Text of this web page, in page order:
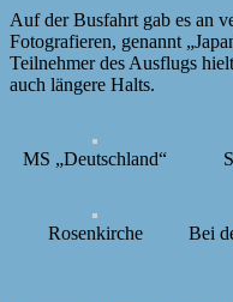
Auf der Busfahrt gab es an
Fotografieren, genannt
Teilnehmer des Ausflugs
auch längere Halts.
MS „Deutschland“
Rosenkirche Bei